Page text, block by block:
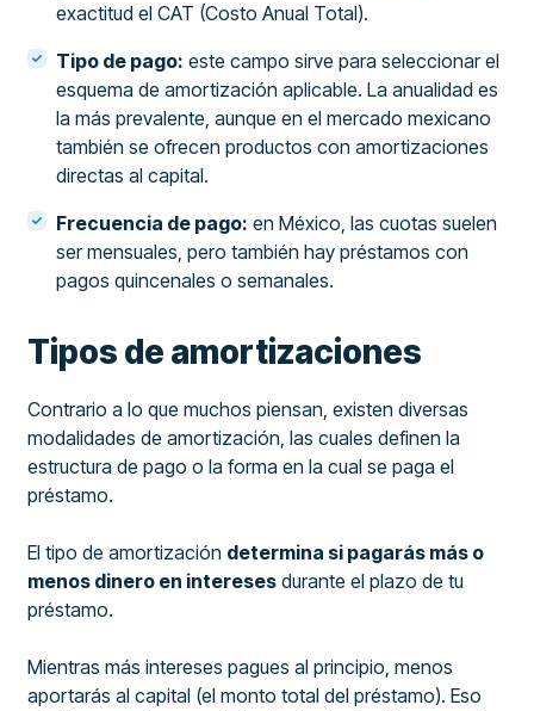
exactitud el CAT (Costo Anual Total).
Tipo de pago: este campo sirve para seleccionar el
esquema de amortización aplicable. La anualidad es
la más prevalente, aunque en el mercado mexicano
también se ofrecen productos con amortizaciones
directas al capital.
Frecuencia de pago: en México, las cuotas suelen
ser mensuales, pero también hay préstamos con
pagos quincenales o semanales.
Tipos de amortizaciones
Contrario a lo que muchos piensan, existen diversas
modalidades de amortización, las cuales definen la
estructura de pago o la forma en la cual se paga el
préstamo.
El tipo de amortización determina si pagarás más o
menos dinero en intereses durante el plazo de tu
préstamo.
Mientras más intereses pagues al principio, menos
aportarás al capital (el monto total del préstamo). Eso